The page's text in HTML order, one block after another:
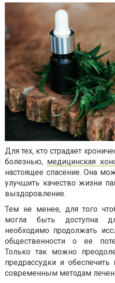
Для тех, кто страдает
болезнью, медицинская
настоящее спасение. Она
улучшить качество жизни
выздоровление.
Тем не менее, для того
могла быть доступна
необходимо продолжать
общественности о ее
Только так можно
предрассудки и
современным методам